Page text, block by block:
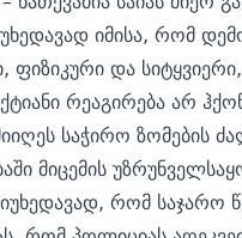
იმისა, რომ
ფიზიკური და
რეაგირება არ
საჭირო ზომების
მიცემის
რომ საჯარო